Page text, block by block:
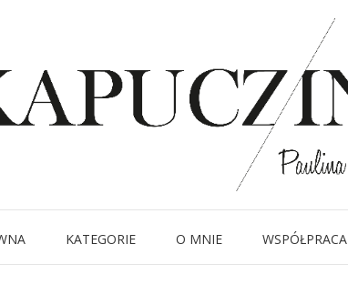
KATEGORIE O MNIE WSPÓŁPRACA